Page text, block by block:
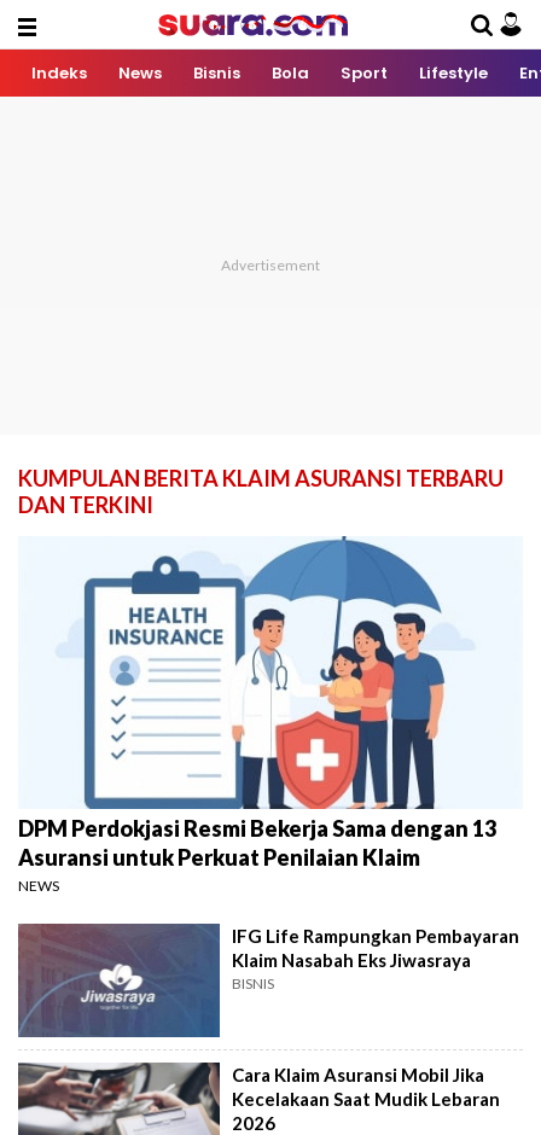
Indeks News Bisnis Bola Sport Lifestyle
KUMPULAN BERITA KLAIM ASURANSI TERBARU
DAN TERKINI
DPM Perdokjasi Resmi Bekerja Sama dengan 13
Asuransi untuk Perkuat Penilaian Klaim
NEWS
IFG Life Rampungkan Pembayaran
Klaim Nasabah Eks Jiwasraya
BISNIS
Cara Klaim Asuransi Mobil Jika
Kecelakaan Saat Mudik Lebaran
2026